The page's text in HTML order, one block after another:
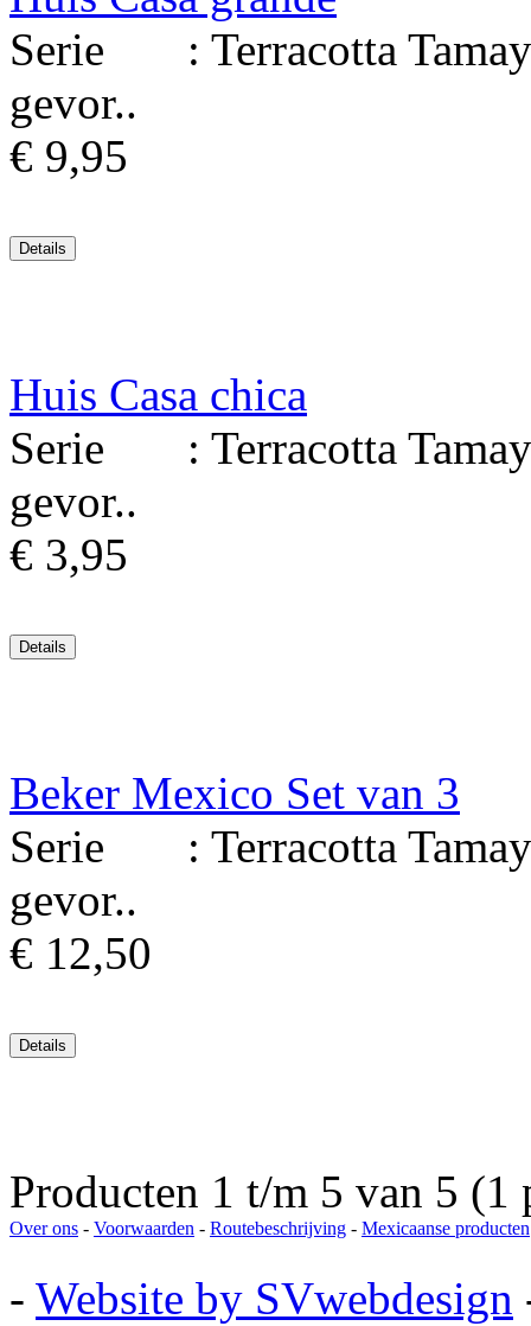
Serie : Terracotta
gevor..
€ 9,95
Huis Casa chica
Serie : Terracotta
gevor..
€ 3,95
Beker Mexico Set van 3
Serie : Terracotta
gevor..
€ 12,50
Producten 1 t/m 5 van 5 (1
Over ons - Voorwaarden - Routebeschrijving - Mexicaanse producten
- Website by SVwebdesign